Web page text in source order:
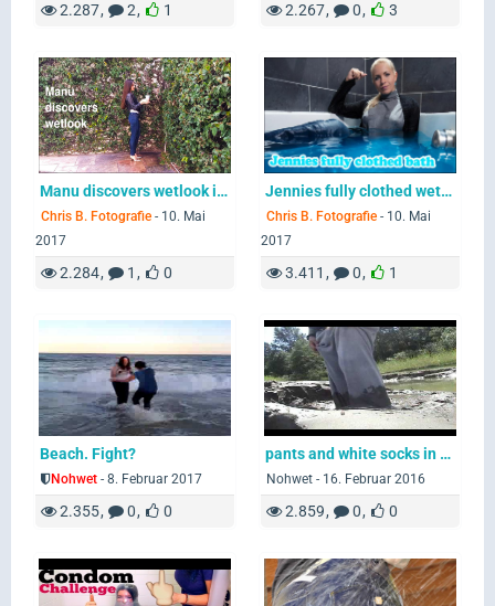
2.287 2 1 2.267 0 3
Manu discovers wetlook in Jeans and leather in the pool
Chris B. Fotografie - 10. Mai
2017
2.284 1 0
Jennies fully clothed wetlook bath
Chris B. Fotografie - 10. Mai
2017
3.411 0 1
Beach. Fight?
Nohwet - 8. Februar 2017
2.355 0 0
pants and white socks in mud pit
Nohwet - 16. Februar 2016
2.859 0 0